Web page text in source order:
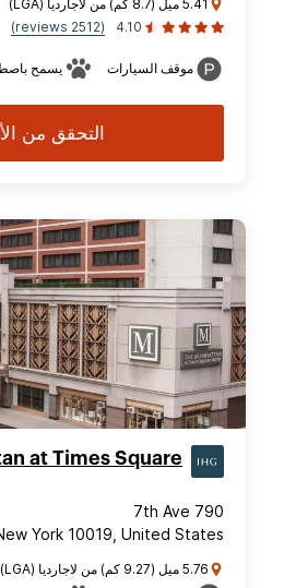
5.41 ميل (8.7 كم) من لاجارديا (LGA)
4.10
(2512 reviews)
موقف السيارات يسمح
التحقق من
at Times Square
790 7th Ave
York 10019, United States
5.76 ميل (9.27 كم) من لاجارديا (LGA)